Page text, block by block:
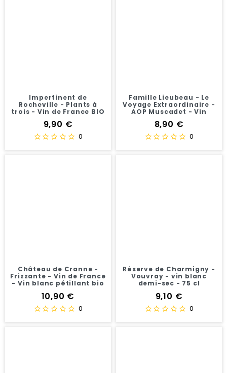
Impertinent de
Rocheville - Plants à
trois - Vin de France BIO
Prix
9,90 €
0
Famille Lieubeau - Le
Voyage Extraordinaire -
AOP Muscadet - Vin
Prix
8,90 €
0
Château de Cranne -
Frizzante - Vin de France
- Vin blanc pétillant bio
Prix
10,90 €
0
Réserve de Charmigny -
Vouvray - vin blanc
demi-sec - 75 cl
Prix
9,10 €
0